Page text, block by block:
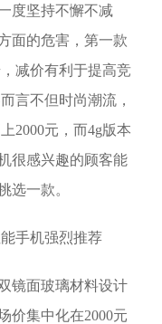
度坚持不懈不减
面的危害，第一款
减价有利于提高竞
言不但时尚潮流，
2000元，而4g版本
很感兴趣的顾客能
选一款。
镜面玻璃材料设计
价集中化在2000元